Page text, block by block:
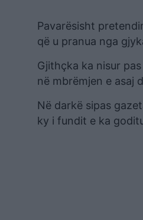
Pavarësisht
që u pranua nga
Gjithçka ka nisur
në mbrëmjen e asaj
Në darkë sipas
ky i fundit e ka